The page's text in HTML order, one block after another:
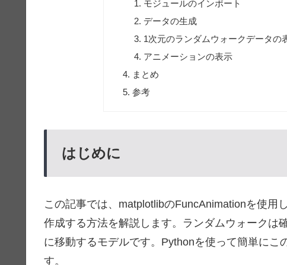
モジュールのインポート
データの生成
1次元のランダムウォークデータの
アニメーションの表示
まとめ
参考
はじめに
この記事では、matplotlibのFuncAnimationを使用
作成する方法を解説します。ランダムウォークは
に移動するモデルです。Pythonを使って簡単にこ
す。